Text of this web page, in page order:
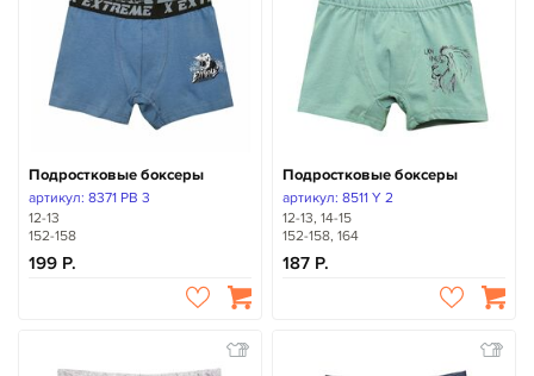
Подростковые боксеры
артикул: 8371 PB 3
12-13
152-158
199
Подростковые боксеры
артикул: 8511 Y 2
12-13, 14-15
152-158, 164
187